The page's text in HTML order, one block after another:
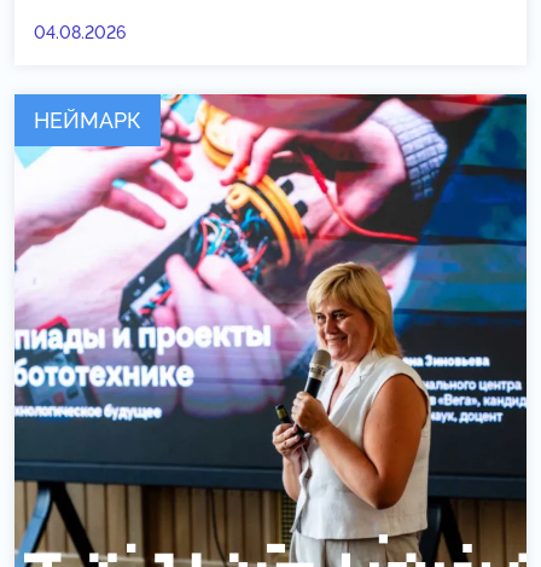
04.08.2026
НЕЙМАРК